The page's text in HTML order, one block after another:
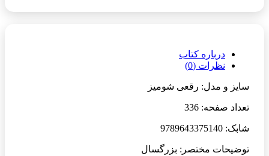
درباره کتاب
نظرات (0)
سایز و مدل: رقعی شومیز
تعداد صفحه: 336
شابک: 9789643375140
توضیحات مختصر: بزرگسال